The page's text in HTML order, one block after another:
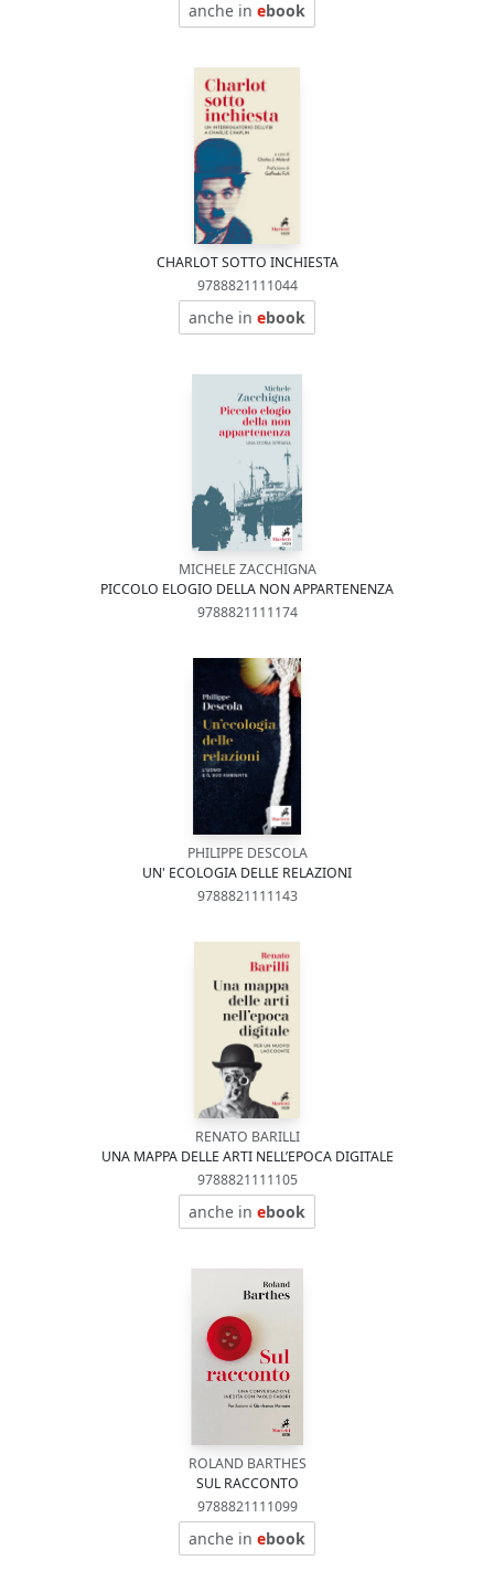
anche in ebook
CHARLOT SOTTO INCHIESTA
9788821111044
anche in ebook
MICHELE ZACCHIGNA
PICCOLO ELOGIO DELLA NON APPARTENENZA
9788821111174
PHILIPPE DESCOLA
UN' ECOLOGIA DELLE RELAZIONI
9788821111143
RENATO BARILLI
UNA MAPPA DELLE ARTI NELL’EPOCA DIGITALE
9788821111105
anche in ebook
ROLAND BARTHES
SUL RACCONTO
9788821111099
anche in ebook